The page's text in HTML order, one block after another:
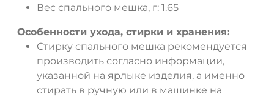
Вес спального мешка, г: 1.65
Особенности ухода, стирки и хранения:
Стирку спального мешка рекомендуется
производить согласно информации,
указанной на ярлыке изделия, а именно
стирать в ручную или в машинке на